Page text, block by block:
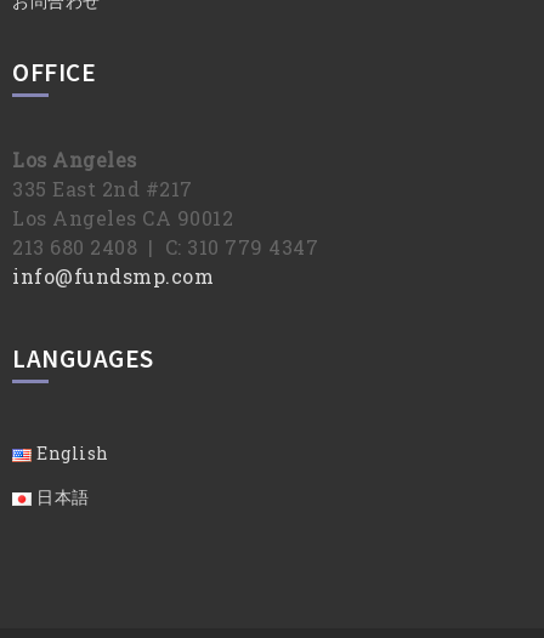
OFFICE
Los Angeles
335 East 2nd #217
Los Angeles CA 90012
213 680 2408 | C: 310 779 4347
info@fundsmp.com
LANGUAGES
English
日本語